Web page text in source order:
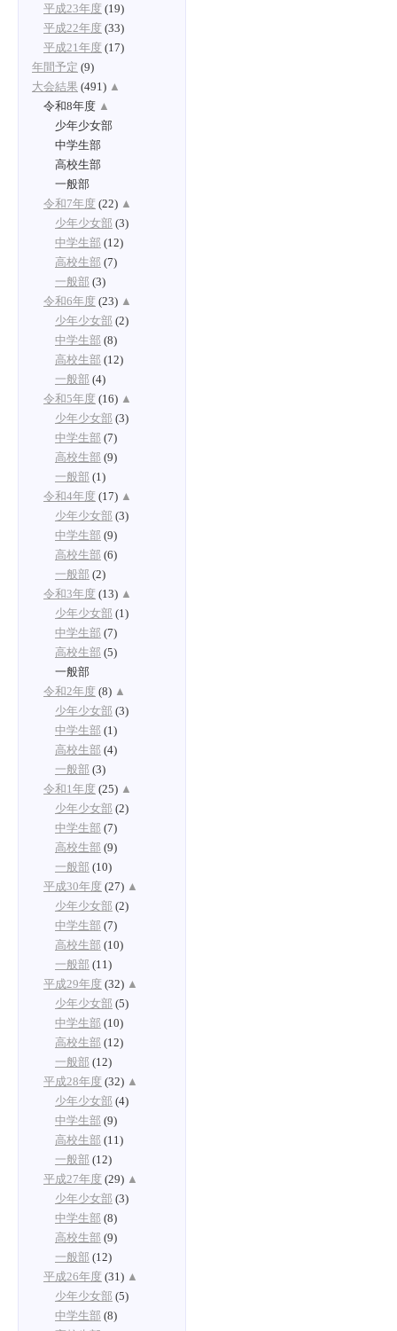
平成23年度 (19)
平成22年度 (33)
平成21年度 (17)
年間予定 (9)
大会結果 (491) ▲
令和8年度 ▲
少年少女部
中学生部
高校生部
一般部
令和7年度 (22) ▲
少年少女部 (3)
中学生部 (12)
高校生部 (7)
一般部 (3)
令和6年度 (23) ▲
少年少女部 (2)
中学生部 (8)
高校生部 (12)
一般部 (4)
令和5年度 (16) ▲
少年少女部 (3)
中学生部 (7)
高校生部 (9)
一般部 (1)
令和4年度 (17) ▲
少年少女部 (3)
中学生部 (9)
高校生部 (6)
一般部 (2)
令和3年度 (13) ▲
少年少女部 (1)
中学生部 (7)
高校生部 (5)
一般部
令和2年度 (8) ▲
少年少女部 (3)
中学生部 (1)
高校生部 (4)
一般部 (3)
令和1年度 (25) ▲
少年少女部 (2)
中学生部 (7)
高校生部 (9)
一般部 (10)
平成30年度 (27) ▲
少年少女部 (2)
中学生部 (7)
高校生部 (10)
一般部 (11)
平成29年度 (32) ▲
少年少女部 (5)
中学生部 (10)
高校生部 (12)
一般部 (12)
平成28年度 (32) ▲
少年少女部 (4)
中学生部 (9)
高校生部 (11)
一般部 (12)
平成27年度 (29) ▲
少年少女部 (3)
中学生部 (8)
高校生部 (9)
一般部 (12)
平成26年度 (31) ▲
少年少女部 (5)
中学生部 (8)